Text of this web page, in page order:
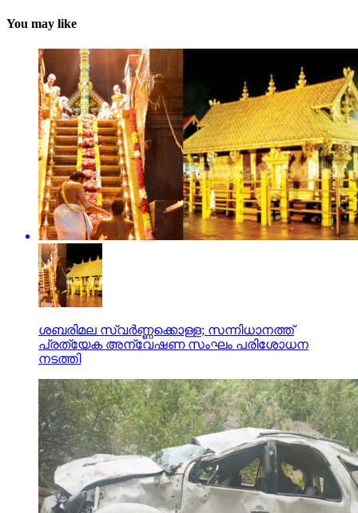
You may like
ശബരിമല സ്വര്‍ണ്ണക്കൊള്ള; സന്നിധാനത്ത്
പ്രത്യേക അന്വേഷണ സംഘം പരിശോധന
നടത്തി